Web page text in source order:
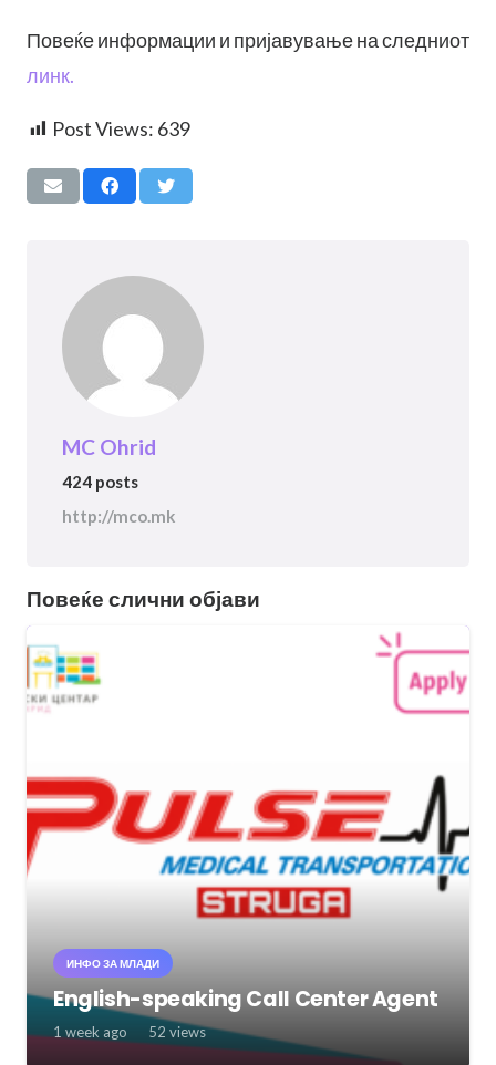
Повеќе информации и пријавување на следниот
линк.
Post Views: 639
MC Ohrid
424 posts
http://mco.mk
Повеќе слични објави
ИНФО ЗА МЛАДИ
English-speaking Call Center Agent
1 week ago 52 views